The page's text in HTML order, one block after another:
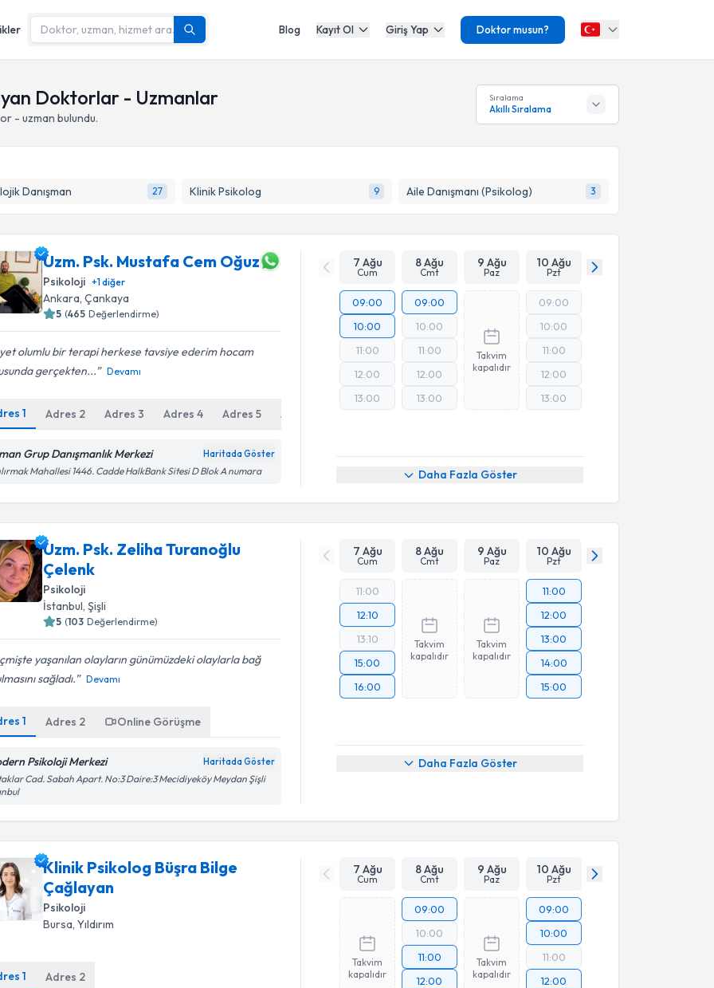
Blog Kayıt Ol Giriş Yap Doktor musun?
Doktorlar - Uzmanlar
- uzman bulundu.
Sıralama
Akıllı Sıralama
Danışman 27 Klinik Psikolog 9 Aile Danışmanı (Psikolog) 3
Uzm. Psk. Mustafa Cem Oğuz
Psikoloji +1diğer
Ankara,Çankaya
5 (465 Değerlendirme)
olumlu bir terapi herkese tavsiye ederim hocam
gerçekten...
Devamı
1 Adres 2 Adres3 Adres4 Adres5 Adres Online Görüşme
Grup Danışmanlık Merkezi Haritada Göster
Mahallesi 1446. Cadde HalkBank Sitesi D Blok A numara
7 Ağu
Cum
8 Ağu
Cmt
9 Ağu
Paz
10 Ağu
Pzt
09:00
10:00
11:00
12:00
13:00
09:00
10:00
11:00
12:00
13:00
Takvim
kapalıdır
09:00
10:00
11:00
12:00
13:00
Daha Fazla Göster
Uzm. Psk. Zeliha Turanoğlu
Çelenk
Psikoloji
İstanbul ,Şişli
5 (103 Değerlendirme)
yaşanılan olayların günümüzdeki olaylarla bağ
sağladı.
Devamı
1 Adres 2 Online Görüşme
Psikoloji Merkezi Haritada Göster
Cad. Sabah Apart. No:3 Daire:3 Mecidiyeköy Meydan Şişli
7 Ağu
Cum
8 Ağu
Cmt
9 Ağu
Paz
10 Ağu
Pzt
11:00
12:10
13:10
15:00
16:00
Takvim
kapalıdır
Takvim
kapalıdır
11:00
12:00
13:00
14:00
15:00
Daha Fazla Göster
Klinik Psikolog Büşra Bilge
Çağlayan
Psikoloji
Bursa ,Yıldırım
1 Adres 2
7 Ağu
Cum
8 Ağu
Cmt
9 Ağu
Paz
10 Ağu
Pzt
Takvim
kapalıdır
09:00
10:00
11:00
12:00
Takvim
kapalıdır
09:00
10:00
11:00
12:00